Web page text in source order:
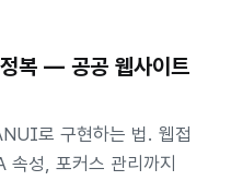
복 — 공공 웹사이트
로 구현하는 법. 웹접
성, 포커스 관리까지